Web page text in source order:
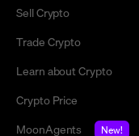
Sell Crypto
Trade Crypto
Learn about Crypto
Crypto Price
MoonAgents
New!